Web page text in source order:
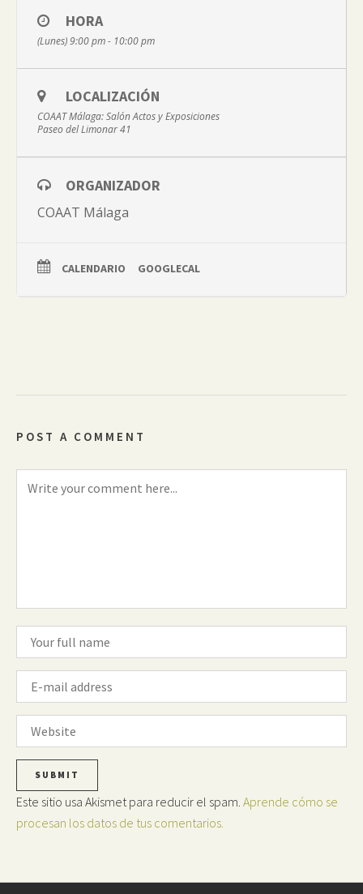
Los colegiados que estén interesados en participar en este
225180 Ext. 7
HORA
(Lunes) 9:00 pm - 10:00 pm
LOCALIZACIÓN
COAAT Málaga: Salón Actos y Exposiciones
Paseo del Limonar 41
ORGANIZADOR
COAAT Málaga
CALENDARIO GOOGLECAL
POST A COMMENT
Este sitio usa Akismet para reducir el spam. Aprende cómo se
procesan los datos de tus comentarios.